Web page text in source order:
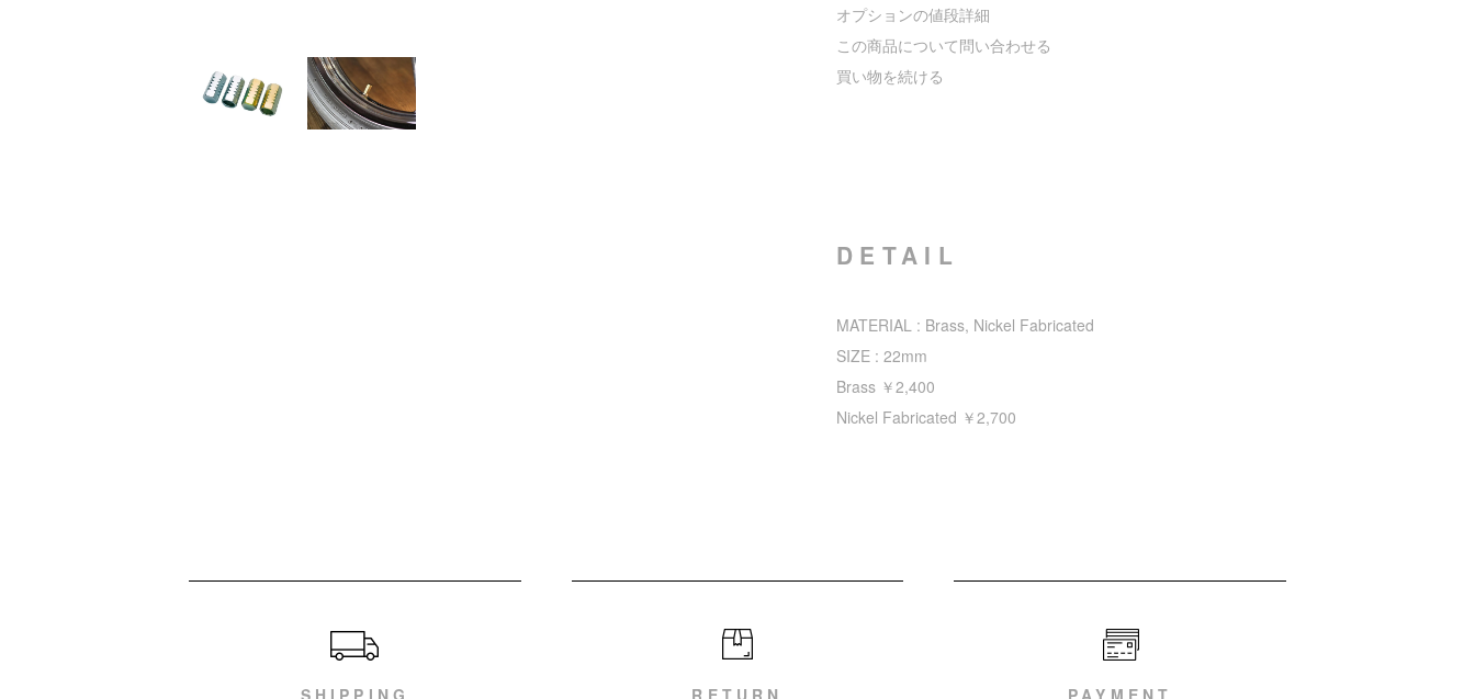
オプションの値段詳細
この商品について問い合わせる
買い物を続ける
DETAIL
MATERIAL : Brass, Nickel Fabricated
SIZE : 22mm
Brass ￥2,400
Nickel Fabricated ￥2,700
SHIPPING RETURN PAYMENT